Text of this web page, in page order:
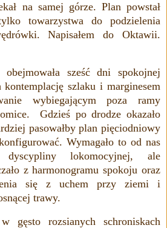
na samej górze. Plan powstał
towarzystwa do podzielenia
Napisałem do Oktawii.
obejmowała sześć dni spokojnej
kontemplację szlaku i marginesem
wybiegającym poza ramy
Gdzieś po drodze okazało
pasowałby plan pięciodniowy
Wymagało to od nas
dyscypliny lokomocyjnej, ale
z harmonogramu spokoju oraz
się z uchem przy ziemi i
trawy.
gęsto rozsianych schroniskach